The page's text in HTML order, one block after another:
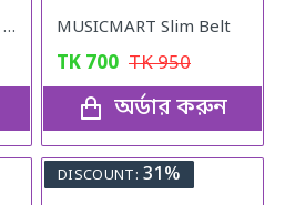
Nutrition Milk Natural Weight Gain Formula MUSICMART Slim Belt
TK 700 TK950
অর্ডার করুন
DISCOUNT: 31%